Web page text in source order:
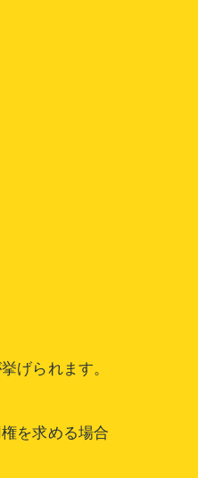
げられます。
を求める場合